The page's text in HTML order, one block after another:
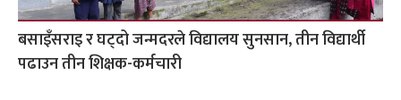
बसाइँसराइ र घट्दो जन्मदरले विद्यालय सुनसान, तीन विद्यार्थी
पढाउन तीन शिक्षक-कर्मचारी